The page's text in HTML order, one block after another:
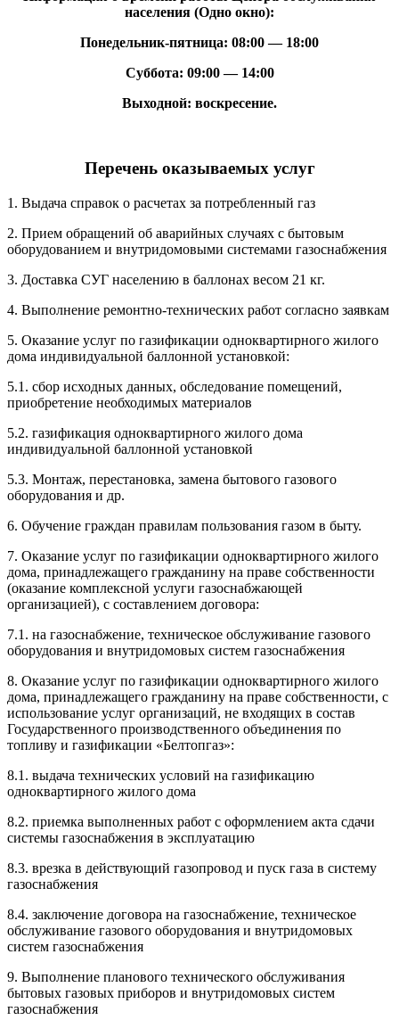
населения (Одно окно):
Понедельник-пятница: 08:00 — 18:00
Суббота: 09:00 — 14:00
Выходной: воскресение.
Перечень оказываемых услуг
1. Выдача справок о расчетах за потребленный газ
2. Прием обращений об аварийных случаях с бытовым
оборудованием и внутридомовыми системами газоснабжения
3. Доставка СУГ населению в баллонах весом 21 кг.
4. Выполнение ремонтно-технических работ согласно заявкам
5. Оказание услуг по газификации одноквартирного жилого
дома индивидуальной баллонной установкой:
5.1. сбор исходных данных, обследование помещений,
приобретение необходимых материалов
5.2. газификация одноквартирного жилого дома
индивидуальной баллонной установкой
5.3. Монтаж, перестановка, замена бытового газового
оборудования и др.
6. Обучение граждан правилам пользования газом в быту.
7. Оказание услуг по газификации одноквартирного жилого
дома, принадлежащего гражданину на праве собственности
(оказание комплексной услуги газоснабжающей
организацией), с составлением договора:
7.1. на газоснабжение, техническое обслуживание газового
оборудования и внутридомовых систем газоснабжения
8. Оказание услуг по газификации одноквартирного жилого
дома, принадлежащего гражданину на праве собственности, с
использование услуг организаций, не входящих в состав
Государственного производственного объединения по
топливу и газификации «Белтопгаз»:
8.1. выдача технических условий на газификацию
одноквартирного жилого дома
8.2. приемка выполненных работ с оформлением акта сдачи
системы газоснабжения в эксплуатацию
8.3. врезка в действующий газопровод и пуск газа в систему
газоснабжения
8.4. заключение договора на газоснабжение, техническое
обслуживание газового оборудования и внутридомовых
систем газоснабжения
9. Выполнение планового технического обслуживания
бытовых газовых приборов и внутридомовых систем
газоснабжения